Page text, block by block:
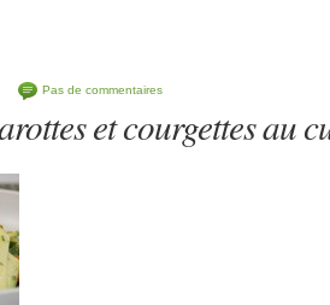
Pas de commentaires
et courgettes au